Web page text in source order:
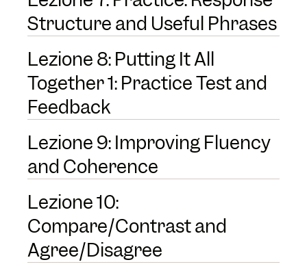
Structure and Useful Phrases
Lezione 8: Putting It All
Together 1: Practice Test and
Feedback
Lezione 9: Improving Fluency
and Coherence
Lezione 10:
Compare/Contrast and
Agree/Disagree